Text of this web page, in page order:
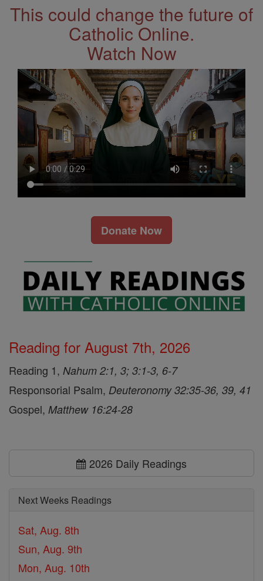
This could change the future of
Catholic Online.
Watch Now
Donate Now
Reading for August 7th, 2026
Reading 1, Nahum 2:1, 3; 3:1-3, 6-7
Responsorial Psalm, Deuteronomy 32:35-36, 39, 41
Gospel, Matthew 16:24-28
2026 Daily Readings
Next Weeks Readings
Sat, Aug. 8th
Sun, Aug. 9th
Mon, Aug. 10th